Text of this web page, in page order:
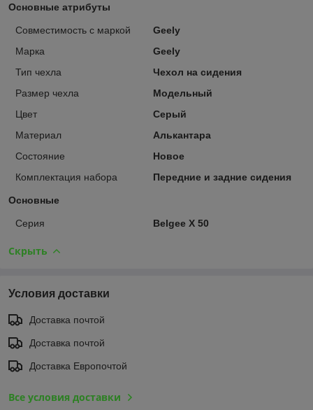
Основные атрибуты
Совместимость с маркой
Geely
Марка
Geely
Тип чехла
Чехол на сидения
Размер чехла
Модельный
Цвет
Серый
Материал
Алькантара
Состояние
Новое
Комплектация набора
Передние и задние сидения
Основные
Серия Belgee X 50
Скрыть
Условия доставки
Доставка почтой
Доставка почтой
Доставка Европочтой
Все условия доставки